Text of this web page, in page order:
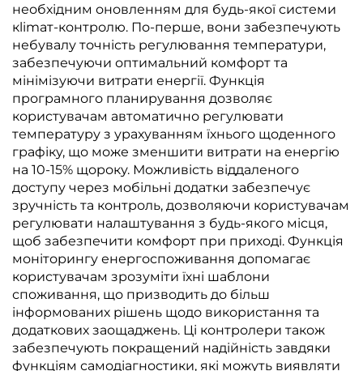
необхідним оновленням для будь-якої системи
кlimaт-контролю. По-перше, вони забезпечують
небувалу точність регулювання температури,
забезпечуючи оптимальний комфорт та
мінімізуючи витрати енергії. Функція
програмного планирування дозволяє
користувачам автоматично регулювати
температуру з урахуванням їхнього щоденного
графіку, що може зменшити витрати на енергію
на 10-15% щороку. Можливість віддаленого
доступу через мобільні додатки забезпечує
зручність та контроль, дозволяючи користувачам
регулювати налаштування з будь-якого місця,
щоб забезпечити комфорт при приході. Функція
моніторингу енергоспоживання допомагає
користувачам зрозуміти їхні шаблони
споживання, що призводить до більш
інформованих рішень щодо використання та
додаткових заощаджень. Ці контролери також
забезпечують покращений надійність завдяки
функціям самодіагностики, які можуть виявляти